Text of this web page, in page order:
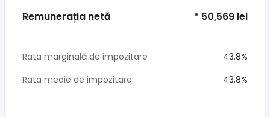
Remunerația netă * 50,569 lei
Rata marginală de impozitare
43.8%
Rata medie de impozitare
43.8%